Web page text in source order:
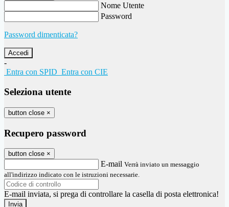
Nome Utente
Password
Password dimenticata?
-
Entra con SPID Entra con CIE
Seleziona utente
button close ×
Recupero password
button close ×
E-mail Verrà inviato un messaggio
all'indirizzo indicato con le istruzioni necessarie.
E-mail inviata, si prega di controllare la casella di posta elettronica!